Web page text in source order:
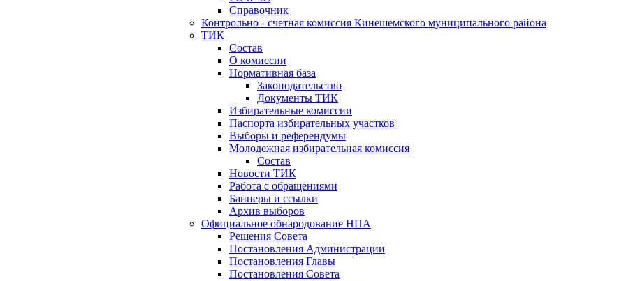
Справочник
Контрольно - счетная комиссия Кинешемского муниципального района
ТИК
Состав
О комиссии
Нормативная база
Законодательство
Документы ТИК
Избирательные комиссии
Паспорта избирательных участков
Выборы и референдумы
Молодежная избирательная комиссия
Состав
Новости ТИК
Работа с обращениями
Баннеры и ссылки
Архив выборов
Официальное обнародование НПА
Решения Совета
Постановления Администрации
Постановления Главы
Постановления Совета